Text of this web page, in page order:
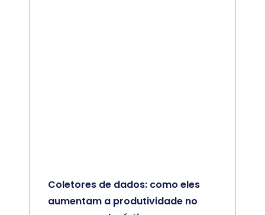
Coletores de dados: como eles
aumentam a produtividade no